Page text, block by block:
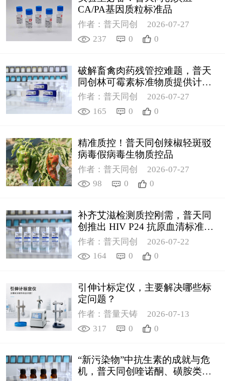
CA/PA基因质粒标准品
作者：普天同创
2026-07-27
237
0 0
破解畜禽肉药残管控难题，普天
同创林可霉素标准物质提供计量
支撑
作者：普天同创
2026-07-27
165
0 0
精准质控！普天同创辣椒轻斑驳
病毒假病毒生物质控品
作者：普天同创
2026-07-27
98
0 0
补齐艾滋检测质控刚需，普天同
创推出 HIV P24 抗原血清标准物
质
作者：普天同创
2026-07-22
164
0 0
引伸计标定仪，主要解决哪些标
定问题？
作者：普量天铸
2026-07-13
317
0 0
“新污染物”中抗生素的成就与危
机，普天同创喹诺酮、磺胺类质